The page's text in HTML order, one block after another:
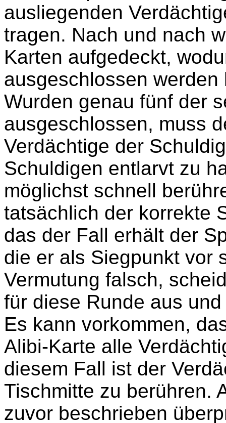
ausliegenden
tragen. Nach und nach
Karten aufgedeckt,
ausgeschlossen werden
Wurden genau fünf der
ausgeschlossen, muss
Verdächtige der
Schuldigen entlarvt zu
möglichst schnell
tatsächlich der korrekte
das der Fall erhält der
die er als Siegpunkt vor
Vermutung falsch,
für diese Runde aus
Es kann vorkommen,
Alibi-Karte alle
diesem Fall ist der
Tischmitte zu berühren.
zuvor beschrieben